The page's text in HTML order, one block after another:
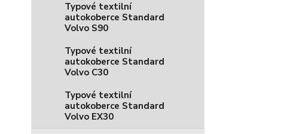
Typové textilní
autokoberce Standard
Volvo S90
Typové textilní
autokoberce Standard
Volvo C30
Typové textilní
autokoberce Standard
Volvo EX30